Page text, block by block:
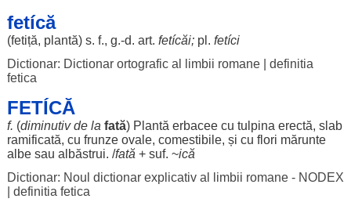
fetícă
(fetiță, plantă) s. f., g.-d. art. fetícăi; pl. fetíci
Dictionar: Dictionar ortografic al limbii romane| definitia
fetica
FETÍCĂ
f. (diminutivde la fată) Plantă erbaceecu tulpina erectă, slab
ramificată, cu frunze ovale, comestibile, și cu flori mărunte
albesau albăstrui. /fată + suf. ~ică
Dictionar: Noul dictionar explicativ al limbii romane - NODEX
definitia fetica